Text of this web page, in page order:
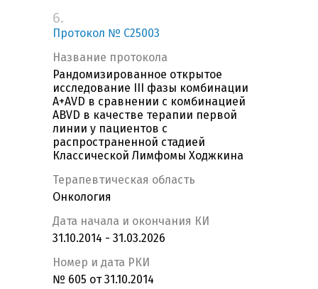
6.
Протокол № C25003
Название протокола
Рандомизированное открытое
исследование III фазы комбинации
A+AVD в сравнении с комбинацией
ABVD в качестве терапии первой
линии у пациентов с
распространенной стадией
Классической Лимфомы Ходжкина
Терапевтическая область
Онкология
Дата начала и окончания КИ
31.10.2014 - 31.03.2026
Номер и дата РКИ
№ 605 от 31.10.2014